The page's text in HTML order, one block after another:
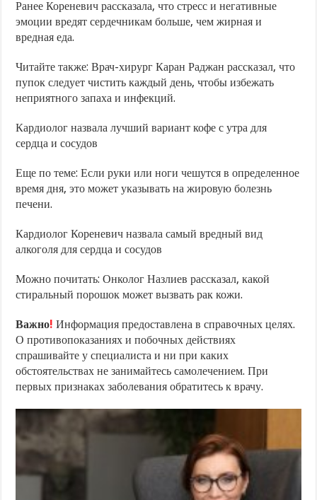
Ранее Кореневич рассказала, что стресс и негативные
эмоции вредят сердечникам больше, чем жирная и
вредная еда.
Читайте также: Врач-хирург Каран Раджан рассказал, что
пупок следует чистить каждый день, чтобы избежать
неприятного запаха и инфекций.
Кардиолог назвала лучший вариант кофе с утра для
сердца и сосудов
Еще по теме: Если руки или ноги чешутся в определенное
время дня, это может указывать на жировую болезнь
печени.
Кардиолог Кореневич назвала самый вредный вид
алкоголя для сердца и сосудов
Можно почитать: Онколог Назлиев рассказал, какой
стиральный порошок может вызвать рак кожи.
Важно! Информация предоставлена в справочных целях.
О противопоказаниях и побочных действиях
спрашивайте у специалиста и ни при каких
обстоятельствах не занимайтесь самолечением. При
первых признаках заболевания обратитесь к врачу.